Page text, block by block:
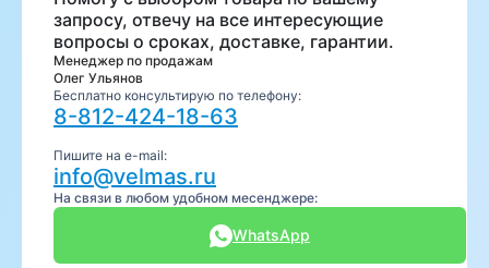
запросу, отвечу на все интересующие
вопросы о сроках, доставке, гарантии.
Менеджер по продажам
Олег Ульянов
Бесплатно консультирую по телефону:
8-812-424-18-63
Пишите на e-mail:
info@velmas.ru
На связи в любом удобном месенджере:
WhatsApp